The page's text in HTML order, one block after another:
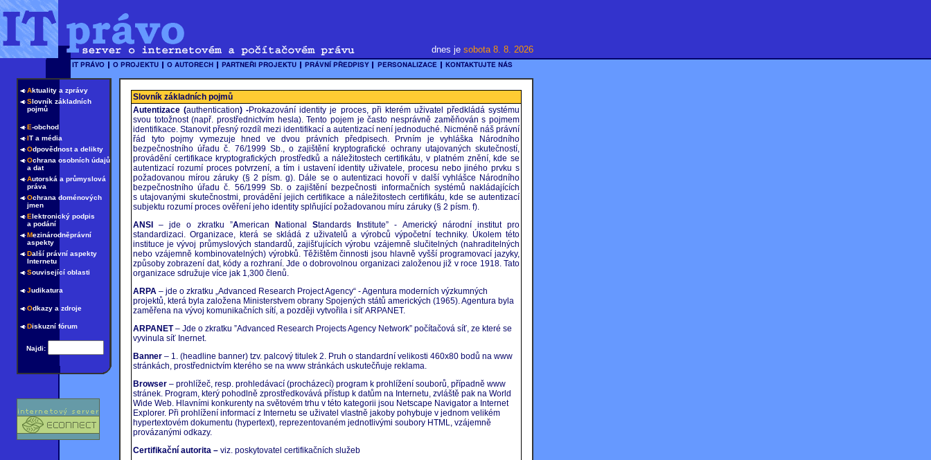
dnes je sobota 8. 8. 2026
Aktuality a zprávy
Slovník základních
pojmů
E-obchod
IT a média
Odpovědnost a delikty
Ochrana osobních údajů
a dat
Autorská a průmyslová
práva
Ochrana doménových
jmen
Elektronický podpis
a podání
Mezinárodněprávní
aspekty
Další právní aspekty
Internetu
Související oblasti
Judikatura
Odkazy a zdroje
Diskuzní fórum
Najdi:
Slovník základních pojmů
Autentizace (authentication) -Prokazování identity je proces, při kterém uživatel předkládá systému
svou totožnost (např. prostřednictvím hesla). Tento pojem je často nesprávně zaměňován s pojmem
identifikace. Stanovit přesný rozdíl mezi identifikací a autentizací není jednoduché. Nicméně náš právní
řád tyto pojmy vymezuje hned ve dvou právních předpisech. Prvním je vyhláška Národního
bezpečnostního úřadu č. 76/1999 Sb., o zajištění kryptografické ochrany utajovaných skutečností,
provádění certifikace kryptografických prostředků a náležitostech certifikátu, v platném znění, kde se
autentizací rozumí proces potvrzení, a tím i ustavení identity uživatele, procesu nebo jiného prvku s
požadovanou mírou záruky (§ 2 písm. g). Dále se o autentizaci hovoří v další vyhlášce Národního
bezpečnostního úřadu č. 56/1999 Sb. o zajištění bezpečnosti informačních systémů nakládajících
s utajovanými skutečnostmi, provádění jejich certifikace a náležitostech certifikátu, kde se autentizací
subjektu rozumí proces ověření jeho identity splňující požadovanou míru záruky (§ 2 písm. f).
ANSI– jde o zkratku ”American NationalStandards Institute” - Americký národní institut pro
standardizaci. Organizace, která se skládá z uživatelů a výrobců výpočetní techniky. Úkolem této
instituce je vývoj průmyslových standardů, zajišťujících výrobu vzájemně slučitelných (nahraditelných
nebo vzájemně kombinovatelných) výrobků. Těžištěm činnosti jsou hlavně vyšší programovací jazyky,
způsoby zobrazení dat, kódy a rozhraní. Jde o dobrovolnou organizaci založenou již v roce 1918. Tato
organizace sdružuje více jak 1,300 členů.
ARPA – jde o zkratku „Advanced Research Project Agency“ - Agentura moderních výzkumných
projektů, která byla založena Ministerstvem obrany Spojených států amerických (1965). Agentura byla
zaměřena na vývoj komunikačních sítí, a později vytvořila i síť ARPANET.
ARPANET– Jde o zkratku ”Advanced Research Projects Agency Network” počítačová síť, ze které se
vyvinula síť Inernet.
Banner – 1. (headline banner) tzv. palcový titulek 2. Pruh o standardní velikosti 460x80 bodů na www
stránkách, prostřednictvím kterého se na www stránkách uskutečňuje reklama.
Browser – prohlížeč, resp. prohledávací (procházecí) program k prohlížení souborů, případně www
stránek. Program, který pohodlně zprostředkovává přístup k datům na Internetu, zvláště pak na World
Wide Web. Hlavními konkurenty na světovém trhu v této kategorii jsou Netscape Navigator a Internet
Explorer. Při prohlížení informací z Internetu se uživatel vlastně jakoby pohybuje v jednom velikém
hypertextovém dokumentu (hypertext), reprezentovaném jednotlivými soubory HTML, vzájemně
provázanými odkazy.
Certifikační autorita – viz. poskytovatel certifikačních služeb